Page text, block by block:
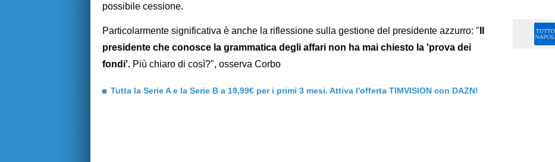
possibile cessione.
Particolarmente significativa è anche la riflessione sulla gestione del presidente azzurro: "
presidente che conosce la grammatica degli affari non ha mai chiesto la 'prova dei
fondi'. Più chiaro di così?", osserva Corbo
Tutta la Serie A e la Serie B a 19,99€ per i primi 3 mesi. Attiva l'offerta TIMVISION con DAZN!